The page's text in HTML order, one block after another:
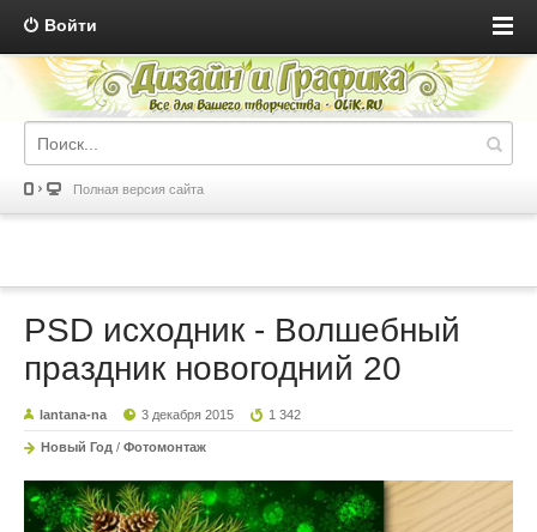
Войти
Полная версия сайта
PSD исходник - Волшебный
праздник новогодний 20
lantana-na 3 декабря 2015 1 342
Новый Год / Фотомонтаж